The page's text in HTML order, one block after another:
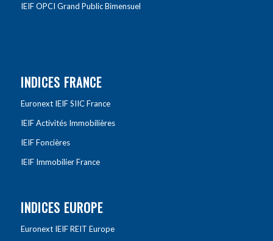
IEIF OPCI Grand Public Bimensuel
INDICES FRANCE
Euronext IEIF SIIC France
IEIF Activités Immobilières
IEIF Foncières
IEIF Immobilier France
INDICES EUROPE
Euronext IEIF REIT Europe